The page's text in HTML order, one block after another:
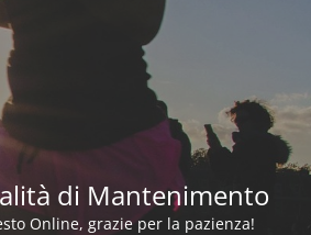
di Mantenimento
Online, grazie per la pazienza!